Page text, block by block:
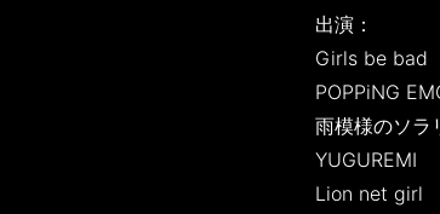
出演：
Girls be bad
POPPiNG
雨模様のソラ
YUGUREMI
Lion net girl